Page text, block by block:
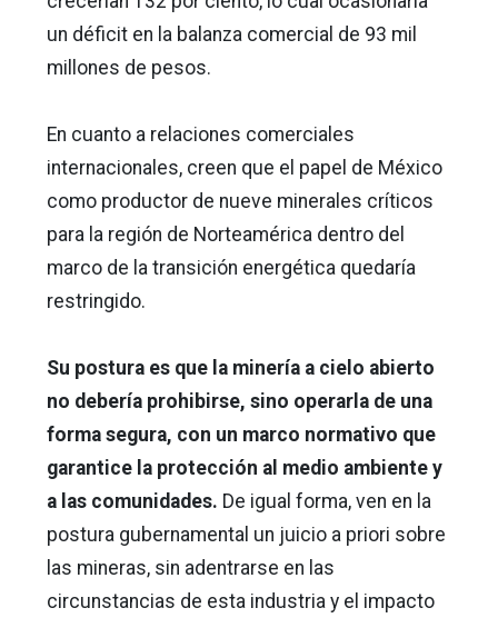
un déficit en la balanza comercial de 93 mil
millones de pesos.
En cuanto a relaciones comerciales
internacionales, creen que el papel de México
como productor de nueve minerales críticos
para la región de Norteamérica dentro del
marco de la transición energética quedaría
restringido.
Su postura es que la minería a cielo abierto
no debería prohibirse, sino operarla de una
forma segura, con un marco normativo que
garantice la protección al medio ambiente y
a las comunidades. De igual forma, ven en la
postura gubernamental un juicio a priori sobre
las mineras, sin adentrarse en las
circunstancias de esta industria y el impacto